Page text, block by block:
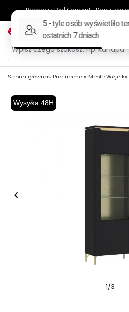
Strona główna Producenci Meble Wójcik
Wysyłka 48H
1/3